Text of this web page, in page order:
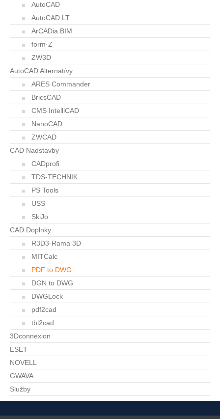
AutoCAD
AutoCAD LT
ArCADia BIM
form·Z
ZW3D
AutoCAD Alternatívy
ARES Commander
BricsCAD
CMS IntelliCAD
NanoCAD
ZWCAD
CAD Nadstavby
CADprofi
TDS-TECHNIK
PS Tools
USS
SkiJo
CAD Doplnky
R3D3-Rama 3D
MITCalc
PDF to DWG
DGN to DWG
DWGLock
pdf2cad
tbl2cad
3Dconnexion
ESET
NOVELL
GWAVA
Služby